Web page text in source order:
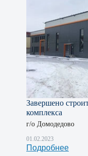
Завершено
комплекса
г/о Домодедово
01.02.2023
Подробнее